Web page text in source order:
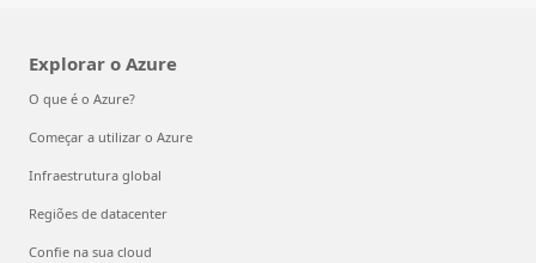
Explorar o Azure
O que é o Azure?
Começar a utilizar o Azure
Infraestrutura global
Regiões de datacenter
Confie na sua cloud